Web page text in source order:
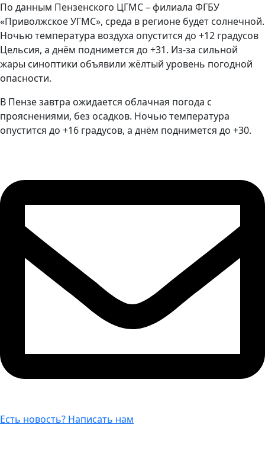
По данным Пензенского ЦГМС – филиала ФГБУ
«Приволжское УГМС», среда в регионе будет солнечной.
Ночью температура воздуха опустится до +12 градусов
Цельсия, а днём поднимется до +31. Из-за сильной
жары синоптики объявили жёлтый уровень погодной
опасности.
В Пензе завтра ожидается облачная погода с
прояснениями, без осадков. Ночью температура
опустится до +16 градусов, а днём поднимется до +30.
Есть новость? Написать нам